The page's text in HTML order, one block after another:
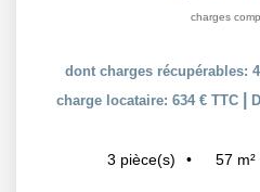
charges
dont charges récupérables:
charge locataire: 634 € TTC
3 pièce(s) 57 m²